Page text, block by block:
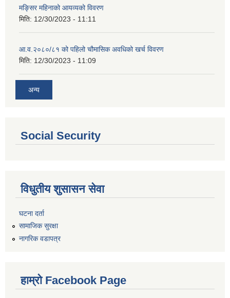
मङ्सिर महिनाको आयव्यको विवरण
मिति: 12/30/2023 - 11:11
आ.व.२०८०/८१ को पहिलो चौमासिक अवधिको खर्च विवरण
मिति: 12/30/2023 - 11:09
अन्य
Social Security
विधुतीय शुसासन सेवा
घटना दर्ता
सामाजिक सुरक्षा
नागरिक वडापत्र
हाम्रो Facebook Page